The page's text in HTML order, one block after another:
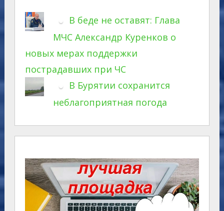
В беде не оставят: Глава
МЧС Александр Куренков о
новых мерах поддержки
пострадавших при ЧС
В Бурятии сохранится
неблагоприятная погода